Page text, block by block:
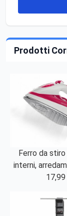
Prodotti
Ferro da
interni,